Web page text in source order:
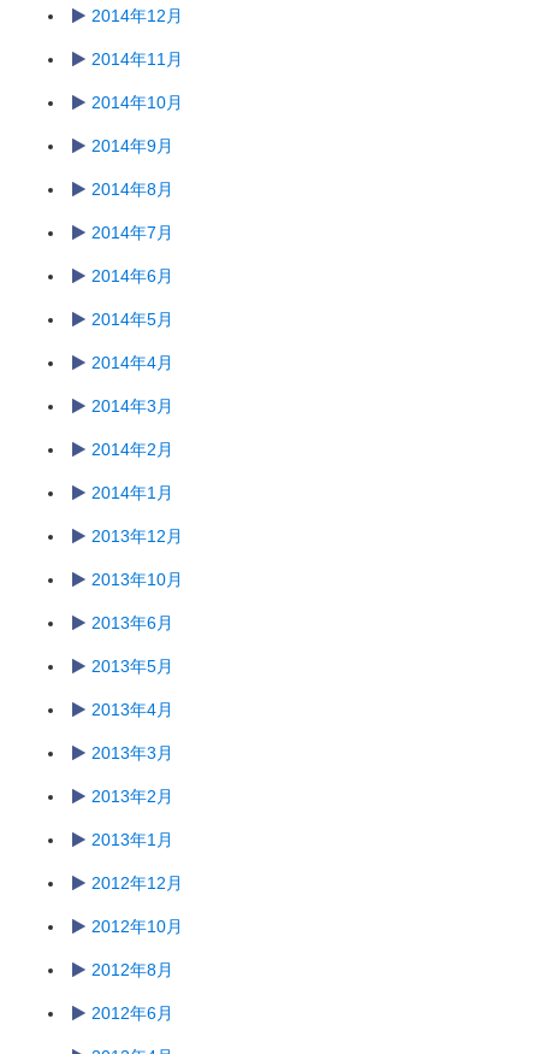
2014年12月
2014年11月
2014年10月
2014年9月
2014年8月
2014年7月
2014年6月
2014年5月
2014年4月
2014年3月
2014年2月
2014年1月
2013年12月
2013年10月
2013年6月
2013年5月
2013年4月
2013年3月
2013年2月
2013年1月
2012年12月
2012年10月
2012年8月
2012年6月